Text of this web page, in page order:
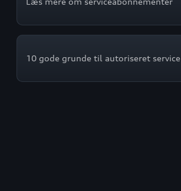
10 gode grunde til autoriseret service